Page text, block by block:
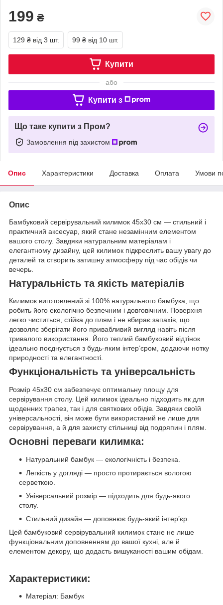
199 ₴
129 ₴ від 3 шт. 99 ₴ від 10 шт.
Купити
або
Купити з
Що таке купити з Пром?
Замовлення під захистом
Опис Характеристики Доставка Оплата Умови
Опис
Бамбуковий сервірувальний килимок 45x30 см — стильний і
практичний аксесуар, який стане незамінним елементом
вашого столу. Завдяки натуральним матеріалам і
елегантному дизайну, цей килимок підкреслить вашу увагу до
деталей та створить затишну атмосферу під час обідів чи
вечерь.
Натуральність та якість матеріалів
Килимок виготовлений зі 100% натурального бамбука, що
робить його екологічно безпечним і довговічним. Поверхня
легко чиститься, стійка до плям і не вбирає запахів, що
дозволяє зберігати його привабливий вигляд навіть після
тривалого використання. Його теплий бамбуковий відтінок
ідеально поєднується з будь-яким інтер’єром, додаючи нотку
природності та елегантності.
Функціональність та універсальність
Розмір 45x30 см забезпечує оптимальну площу для
сервірування столу. Цей килимок ідеально підходить як для
щоденних трапез, так і для святкових обідів. Завдяки своїй
універсальності, він може бути використаний не лише для
сервірування, а й для захисту стільниці від подряпин і плям.
Основні переваги килимка:
Натуральний бамбук — екологічність і безпека.
Легкість у догляді — просто протирається вологою
серветкою.
Універсальний розмір — підходить для будь-якого
столу.
Стильний дизайн — доповнює будь-який інтер’єр.
Цей бамбуковий сервірувальний килимок стане не лише
функціональним доповненням до вашої кухні, але й
елементом декору, що додасть вишуканості вашим обідам.
Характеристики:
Матеріал: Бамбук